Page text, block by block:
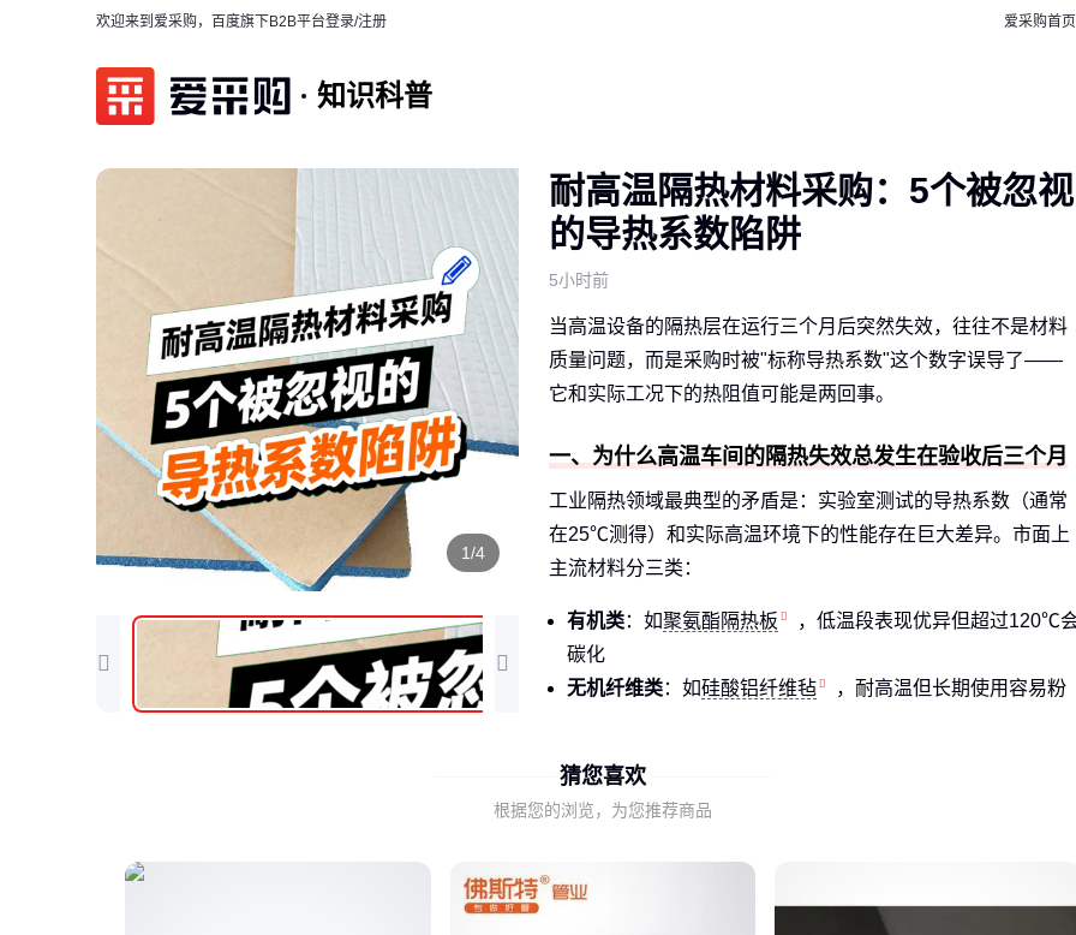
欢迎来到爱采购，百度旗下B2B平台登录/注册 爱采购首页
知识科普
1/4
耐高温隔热材料采购：5个被忽视
的导热系数陷阱
5小时前
当高温设备的隔热层在运行三个月后突然失效，往往不是材料
质量问题，而是采购时被"标称导热系数"这个数字误导了——
它和实际工况下的热阻值可能是两回事。
一、为什么高温车间的隔热失效总发生在验收后三个月
工业隔热领域最典型的矛盾是：实验室测试的导热系数（通常
在25℃测得）和实际高温环境下的性能存在巨大差异。市面上
主流材料分三类：
有机类：如聚氨酯隔热板
，低温段表现优异但超过120℃
碳化
无机纤维类：如硅酸铝纤维毡
，耐高温但长期使用容易粉
能
化工厂管道这类高温+腐蚀环境就力不从心。
验收时用热成像仪测表面温度达标≠材料能扛住长期热
猜您喜欢
根据您的浏览，为您推荐商品